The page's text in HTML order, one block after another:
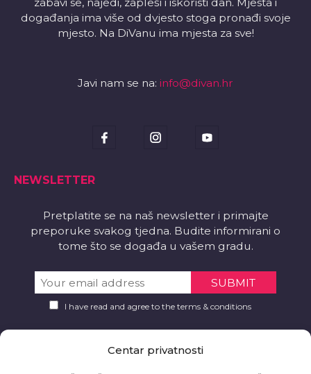
Centar privatnosti
događanja ima više od dvjesto stoga pronađi svoje
mjesto. Na DiVanu ima mjesta za sve!
Javi nam se na: info@divan.hr
NEWSLETTER
Pretplatite se na naš newsletter i primajte
preporuke svakog tjedna. Budite informirani o
tome što se događa u vašem gradu.
I have read and agree to the terms & conditions